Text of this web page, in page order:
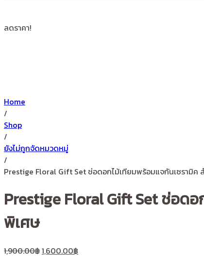
ลดราคา!
Home
/
Shop
/
ยังไม่ถูกจัดหมวดหมู่
/
Prestige Floral Gift Set ช่อดอกไม้เทียมพร้อมแจกันเซรามิค
Prestige Floral Gift Set ช่อด
พิเศษ
1,900.00฿1,600.00฿